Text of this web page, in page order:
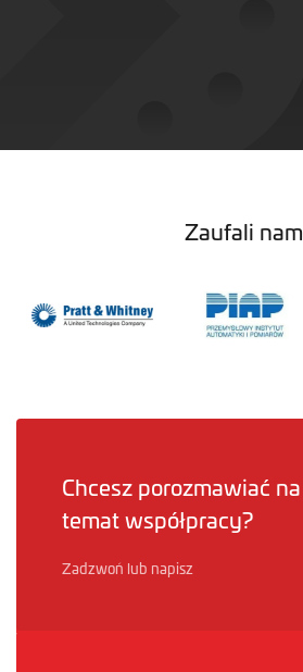
Zaufali nam
Chcesz porozmawiać na
temat współpracy?
Zadzwoń lub napisz